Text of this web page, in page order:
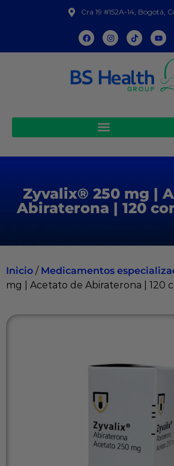
Cra 19 #152A-14, Bogotá,
Zyvalix® 250 mg |
Abiraterona | 120
Inicio / Medicamentos
mg | Acetato de Abiraterona | 120